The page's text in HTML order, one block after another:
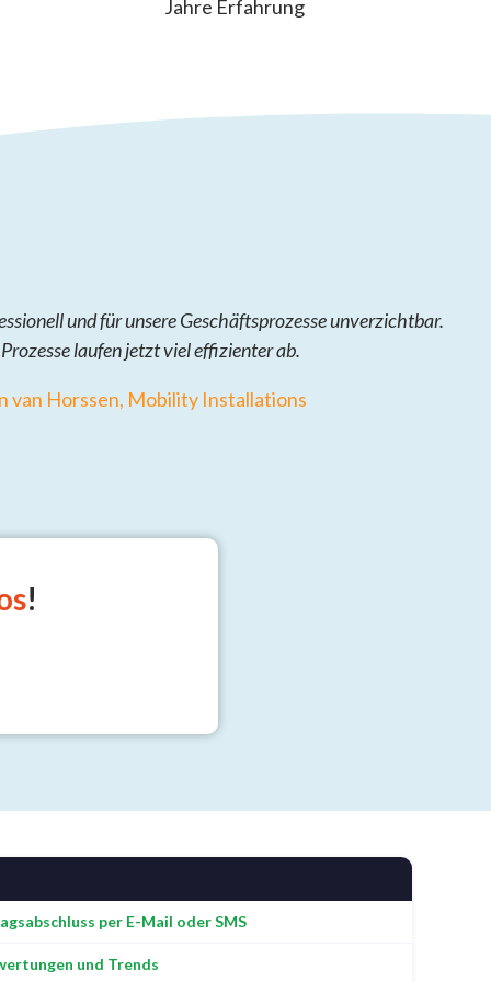
Jahre Erfahrung
und für unsere Geschäftsprozesse unverzichtbar.
laufen jetzt viel effizienter ab.
van Horssen, Mobility Installations
!
per E-Mail oder SMS
und Trends